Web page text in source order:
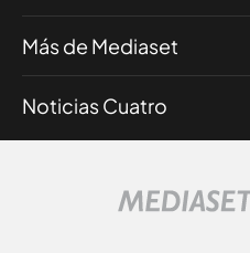
Más de Mediaset
Noticias Cuatro